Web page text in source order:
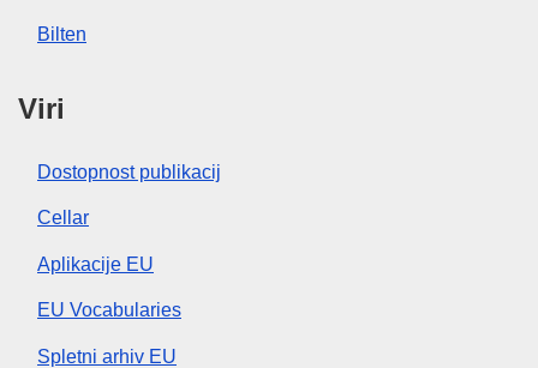
Bilten
Viri
Dostopnost publikacij
Cellar
Aplikacije EU
EU Vocabularies
Spletni arhiv EU